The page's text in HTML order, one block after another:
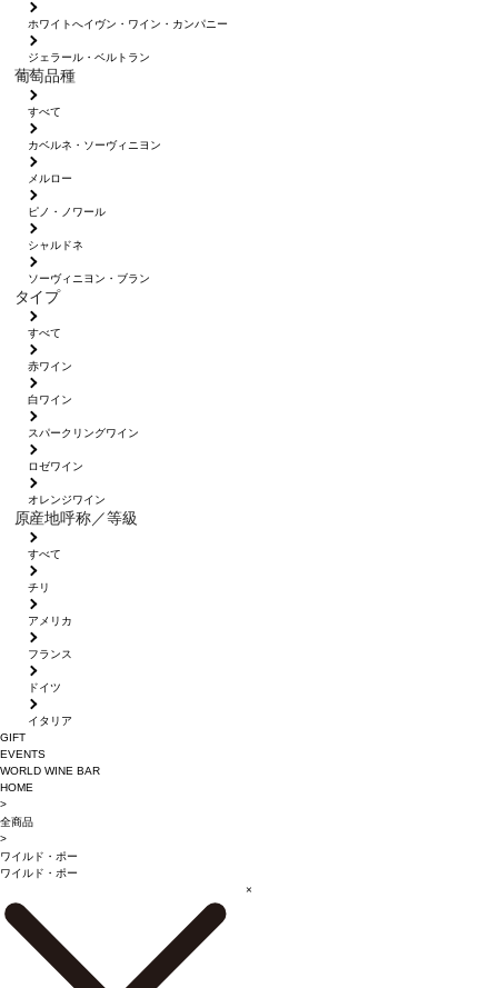
ホワイトへイヴン・ワイン・カンパニー
ジェラール・ベルトラン
葡萄品種
すべて
カベルネ・ソーヴィニヨン
メルロー
ピノ・ノワール
シャルドネ
ソーヴィニヨン・ブラン
タイプ
すべて
赤ワイン
白ワイン
スパークリングワイン
ロゼワイン
オレンジワイン
原産地呼称／等級
すべて
チリ
アメリカ
フランス
ドイツ
イタリア
GIFT
EVENTS
WORLD WINE BAR
HOME
>
全商品
>
ワイルド・ポー
ワイルド・ポー
×